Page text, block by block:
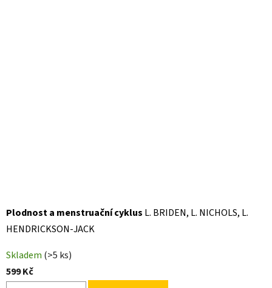
Plodnost a menstruační cyklus L. BRIDEN, L. NICHOLS, L.
HENDRICKSON-JACK
Skladem (>5 ks)
599 Kč